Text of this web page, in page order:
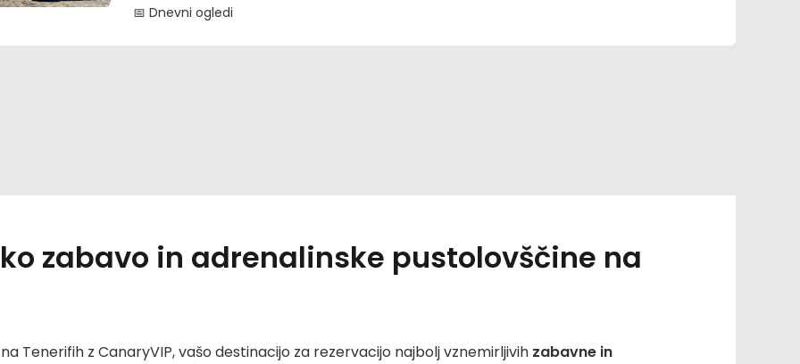
📅 Dnevni ogledi
zabavo in adrenalinske pustolovščine na
Tenerifih z CanaryVIP, vašo destinacijo za rezervacijo najbolj vznemirljivih zabavne in